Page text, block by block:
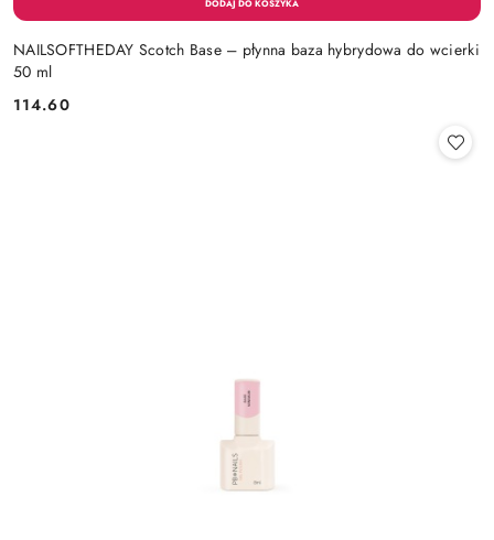
NAILSOFTHEDAY Scotch Base – płynna baza hybrydowa do wcierki
50 ml
Cena:
114.60